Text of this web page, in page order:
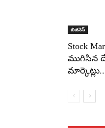
బిజినెస్
Stock
ముగిసిన
మార్కెట్లు..